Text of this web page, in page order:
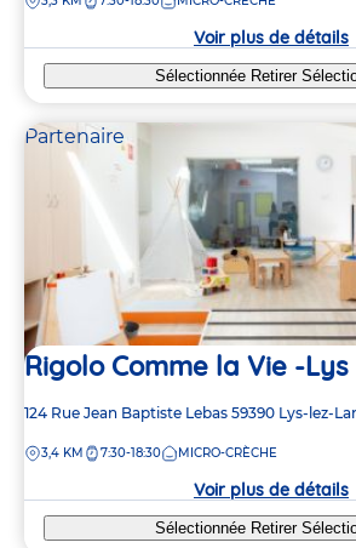
la
Voir plus de détails
Sélectionnée Retirer
Partenaire
Rigolo Comme la Vie -
Adresse
la
124 Rue Jean Baptiste Lebas 59390 Lys-lez-
DISTANCE
3,4 KM 7:30-18:30 MICRO-CRÈCHE
Voir plus de détails
Sélectionnée Retirer
4
7
2
4
7
2